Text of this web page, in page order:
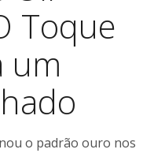
Toque
um
o padrão ouro nos